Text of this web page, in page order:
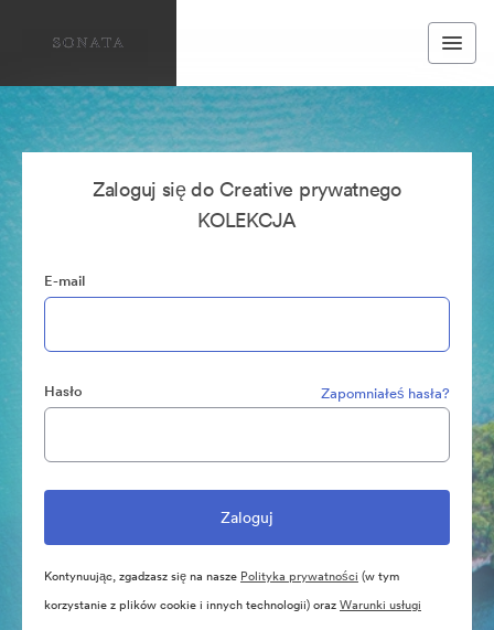
Zaloguj się do Creative prywatnego
KOLEKCJA
E-mail
Hasło Zapomniałeś hasła?
Kontynuując, zgadzasz się na nasze Polityka prywatności (w tym
korzystanie z plików cookie i innych technologii) orazWarunki usługi